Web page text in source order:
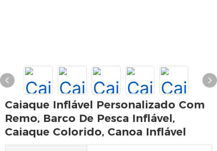
Caiaque Inflável Personalizado Com
Remo, Barco De Pesca Inflável,
Caiaque Colorido, Canoa Inflável